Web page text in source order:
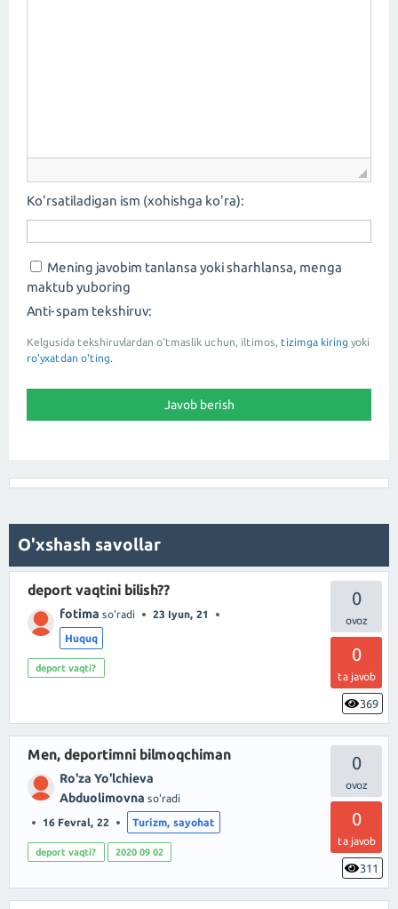
Ko'rsatiladigan ism (xohishga ko'ra):
Mening javobim tanlansa yoki sharhlansa, menga
maktub yuboring
Anti-spam tekshiruv:
Kelgusida tekshiruvlardan o'tmaslik uchun, iltimos, tizimga kiring yoki
ro'yxatdan o'ting.
O'xshash savollar
0
0
ta javob
369
deport vaqtini bilish??
fotima so'radi 23 Iyun, 21
Huquq
deport vaqti?
0
0
ta javob
311
Men, deportimni bilmoqchiman
Ro'za Yo'lchieva
Abduolimovna so'radi
16 Fevral, 22 Turizm, sayohat
deport vaqti? 2020 09 02